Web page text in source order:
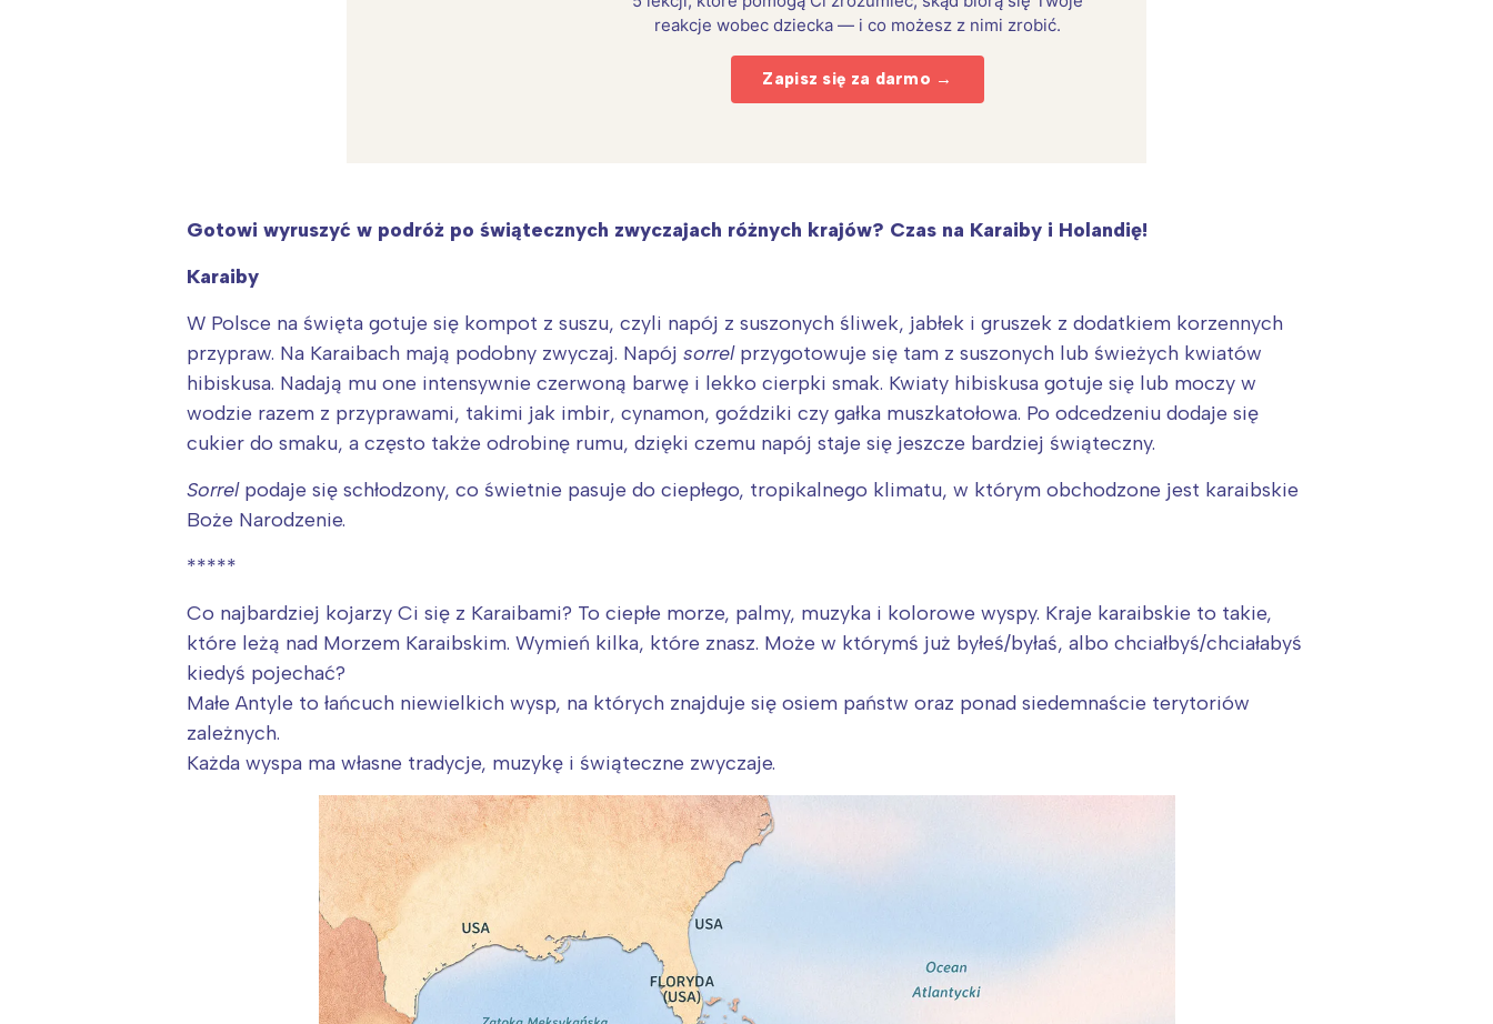
reakcje wobec dziecka — i co możesz z nimi zrobić.
Zapisz się za darmo →
Gotowi wyruszyć w podróż po świątecznych zwyczajach różnych krajów? Czas na Karaiby i Holandię!
Karaiby
W Polsce na święta gotuje się kompot z suszu, czyli napój z suszonych śliwek, jabłek i gruszek z dodatkiem korzennych
przypraw. Na Karaibach mają podobny zwyczaj. Napój sorrelprzygotowuje się tam z suszonych lub świeżych kwiatów
hibiskusa. Nadają mu one intensywnie czerwoną barwę i lekko cierpki smak. Kwiaty hibiskusa gotuje się lub moczy w
wodzie razem z przyprawami, takimi jak imbir, cynamon, goździki czy gałka muszkatołowa. Po odcedzeniu dodaje się
cukier do smaku, a często także odrobinę rumu, dzięki czemu napój staje się jeszcze bardziej świąteczny.
Sorrelpodaje się schłodzony, co świetnie pasuje do ciepłego, tropikalnego klimatu, w którym obchodzone jest karaibskie
Boże Narodzenie.
*****
Co najbardziej kojarzy Ci się z Karaibami? To ciepłe morze, palmy, muzyka i kolorowe wyspy. Kraje karaibskie to takie,
które leżą nad Morzem Karaibskim. Wymień kilka, które znasz. Może w którymś już byłeś/byłaś, albo chciałbyś/chciałabyś
kiedyś pojechać?
Małe Antyle to łańcuch niewielkich wysp, na których znajduje się osiem państw oraz ponad siedemnaście terytoriów
zależnych.
Każda wyspa ma własne tradycje, muzykę i świąteczne zwyczaje.
Warszawa
Łódź
Poznań
Wrocław
Śląsk
Kraków
Północ
Wybieram